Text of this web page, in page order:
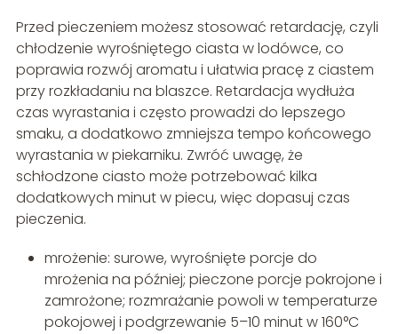
Przed pieczeniem możesz stosować retardację, czyli
chłodzenie wyrośniętego ciasta w lodówce, co
poprawia rozwój aromatu i ułatwia pracę z ciastem
przy rozkładaniu na blaszce. Retardacja wydłuża
czas wyrastania i często prowadzi do lepszego
smaku, a dodatkowo zmniejsza tempo końcowego
wyrastania w piekarniku. Zwróć uwagę, że
schłodzone ciasto może potrzebować kilka
dodatkowych minut w piecu, więc dopasuj czas
pieczenia.
mrożenie: surowe, wyrośnięte porcje do
mrożenia na później; pieczone porcje pokrojone i
zamrożone; rozmrażanie powoli w temperaturze
pokojowej i podgrzewanie 5–10 minut w 160°C